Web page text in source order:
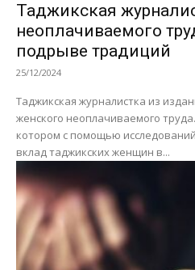
Таджикская
неоплачиваемого
подрыве традиций
25/12/2024
Таджикская журналистка из
женского неоплачиваемого
котором с помощью
вклад таджикских женщин в...